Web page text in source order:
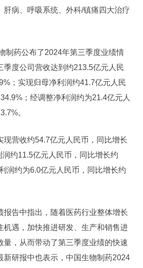
肝病、呼吸系统、外科/镇痛四大治疗
制药公布了2024年第三季度业绩情
季度公司营收达到约213.5亿元人民
；实现归母净利润约41.7亿元人民
；经调整净利润约为21.4亿元人
。
现营收约54.7亿元人民币，同比增长
约11.5亿元人民币，同比增长约
润约为6.0亿元人民币，同比增长约
报告中指出，随着医药行业整体增长
机遇，加快推进研发、生产和销售进
量，从而带动了第三季度业绩的快速
新研报中也表示，中国生物制药2024